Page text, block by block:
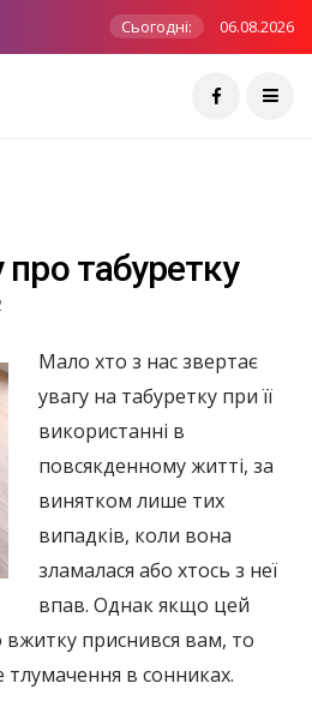
Сьогодні: 06.08.2026
табуретку
Мало хто з нас звертає
увагу на табуретку при її
використанні в
повсякденному житті, за
винятком лише тих
випадків, коли вона
зламалася або хтось з неї
впав. Однак якщо цей
приснився вам, то
в сонниках.